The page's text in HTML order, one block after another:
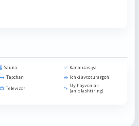
Sauna
Kanalizasiya
Tapchan
Ichki avtoturargoh
Televizor
Uy hayvonlari
(aniqlashtiring)